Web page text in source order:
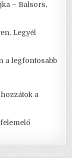
– Balsors,
Legyél
a legfontosabb
a